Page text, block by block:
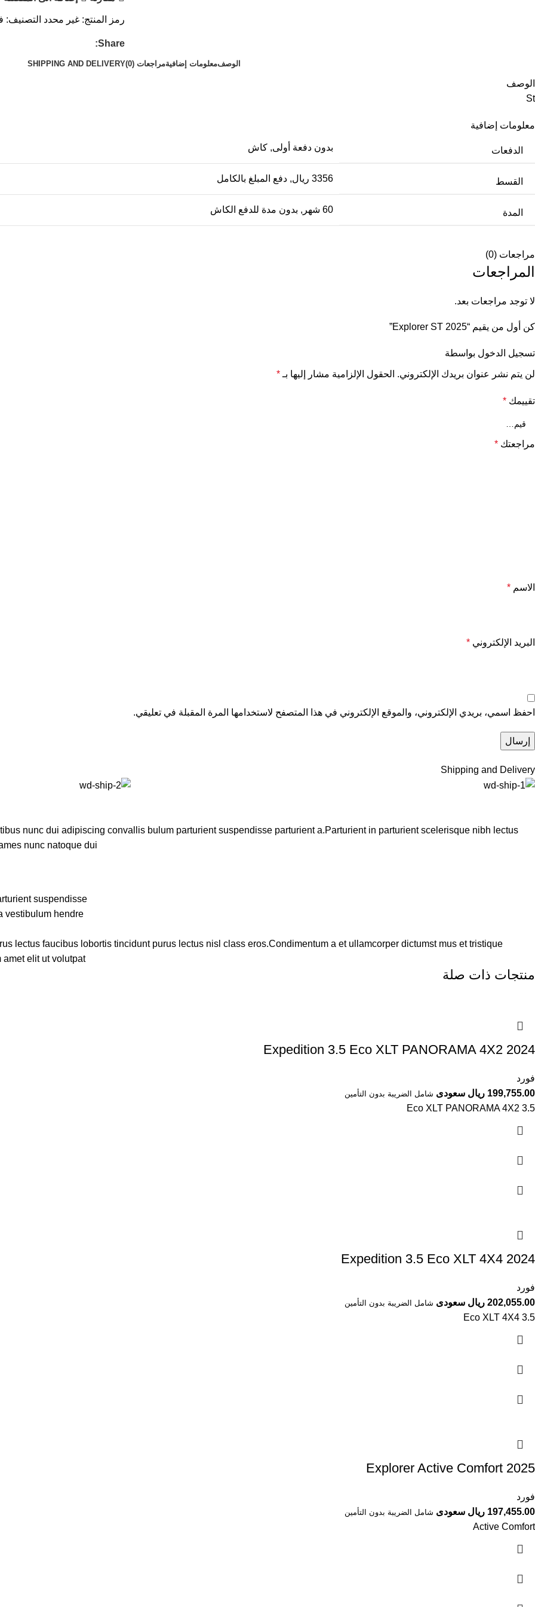
رمز المنتج: غير محدد التصنيف:
Share:
الوصفمعلومات إضافيةمراجعات (0) SHIPPING AND DELIVERY
الوصف
St
معلومات إضافية
الدفعات بدون دفعة أولى, كاش
القسط 3356 ريال , دفع المبلغ بالكامل
المدة 60 شهر , بدون مدة للدفع الكاش
مراجعات (0)
المراجعات
لا توجد مراجعات بعد.
كن أول من يقيم “Explorer ST 2025⁩⁩⁩”
تسجيل الدخول بواسطة
لن يتم نشر عنوان بريدك الإلكتروني. الحقول الإلزامية مشار إليها بـ *
تقييمك *
مراجعتك *
الاسم *
البريد الإلكتروني *
احفظ اسمي، بريدي الإلكتروني، والموقع الإلكتروني في هذا المتصفح لاستخدامها المرة المقبلة في تعليقي.
Shipping and Delivery
nunc dui adipiscing convallis bulum parturient suspendisse parturient a.Parturient in parturient scelerisque nibh lectus
nunc natoque dui.
suspendisse.
vestibulum hendre.
lectus faucibus lobortis tincidunt purus lectus nisl class eros.Condimentum a et ullamcorper dictumst mus et tristique
elit ut volutpat.
منتجات ذات صلة
Expedition 3.5 Eco XLT PANORAMA 4X2 2024⁩⁩
فورد
199,755.00 ريال سعودى
شامل الضريبة بدون التأمين
3.5 Eco XLT PANORAMA 4X2
Expedition 3.5 Eco XLT 4X4 2024⁩
فورد
202,055.00 ريال سعودى
شامل الضريبة بدون التأمين
3.5 Eco XLT 4X4
Explorer Active Comfort 2025⁩
فورد
197,455.00 ريال سعودى
شامل الضريبة بدون التأمين
Active Comfort